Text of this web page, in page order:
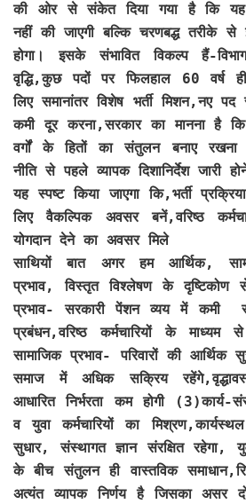
की ओर से संकेत दिया गया है कि यह
नहीं की जाएगी बल्कि चरणबद्ध तरीके
होगा। इसके संभावित विकल्प हैं-
वृद्धि,कुछ पदों पर फिलहाल 60 वर्ष
लिए समानांतर विशेष भर्ती मिशन,नए
कमी दूर करना,सरकार का मानना है
वर्गों के हितों का संतुलन बनाए
नीति से पहले व्यापक दिशानिर्देश जारी
यह स्पष्ट किया जाएगा कि,भर्ती
लिए वैकल्पिक अवसर बनें,वरिष्ठ
योगदान देने का अवसर मिले
साथियों बात अगर हम आर्थिक,
प्रभाव, विस्तृत विश्लेषण के
प्रभाव- सरकारी पेंशन व्यय में कमी
प्रबंधन,वरिष्ठ कर्मचारियों के
सामाजिक प्रभाव- परिवारों की आर्थिक
समाज में अधिक सक्रिय
आधारित निर्भरता कम होगी (3)कार्य-
व युवा कर्मचारियों का
सुधार, संस्थागत ज्ञान संरक्षित रहेगा,
के बीच संतुलन ही वास्तविक
अत्यंत व्यापक निर्णय है जिसका असर